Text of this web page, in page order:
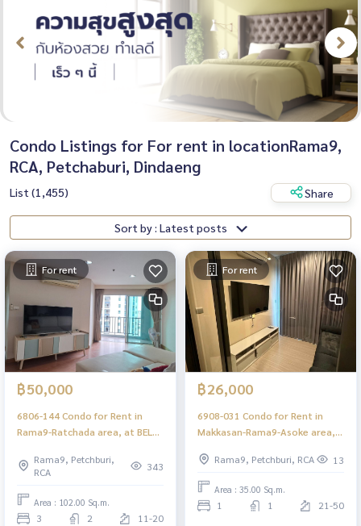
Condo Listings for For rent in locationRama9,
RCA, Petchaburi, Dindaeng
List (1,455) Share
Sort by : Latest posts
For rent
฿50,000
6806-144 Condo for Rent in
Rama9-Ratchada area, at BELLE
Rama9Rama9, Petchburi,
RCA
343
Area : 102.00 Sq.m.
3 2 11-20
For rent
฿26,000
6908-031 Condo for Rent in
Makkasan-Rama9-Asoke area,
Rama9, Petchburi, RCA
13
Area : 35.00 Sq.m.
1 1 21-50